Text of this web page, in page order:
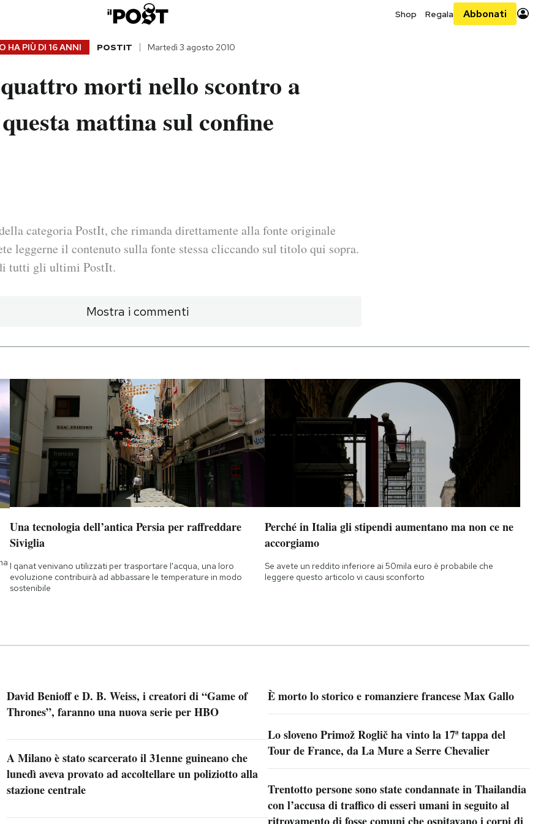
Shop Regala Abbonati
HA PIÙ DI 16 ANNI POSTIT Martedì 3 agosto 2010
morti nello scontro a
mattina sul confine
categoria PostIt, che rimanda direttamente alla fonte originale
leggerne il contenuto sulla fonte stessa cliccando sul titolo qui sopra.
tutti gli ultimi PostIt.
Mostra i commenti
Una tecnologia dell’antica Persia per raffreddare
Siviglia
I qanat venivano utilizzati per trasportare l'acqua, una loro
evoluzione contribuirà ad abbassare le temperature in modo
sostenibile
Perché in Italia gli stipendi aumentano ma non ce ne
accorgiamo
Se avete un reddito inferiore ai 50mila euro è probabile che
leggere questo articolo vi causi sconforto
David Benioff e D. B. Weiss, i creatori di “Game of
Thrones”, faranno una nuova serie per HBO
A Milano è stato scarcerato il 31enne guineano che
lunedì aveva provato ad accoltellare un poliziotto alla
stazione centrale
È morto lo storico e romanziere francese Max Gallo
Lo sloveno Primož Roglič ha vinto la 17ª tappa del
Tour de France, da La Mure a Serre Chevalier
Trentotto persone sono state condannate in Thailandia
con l’accusa di traffico di esseri umani in seguito al
ritrovamento di fosse comuni che ospitavano i corpi di